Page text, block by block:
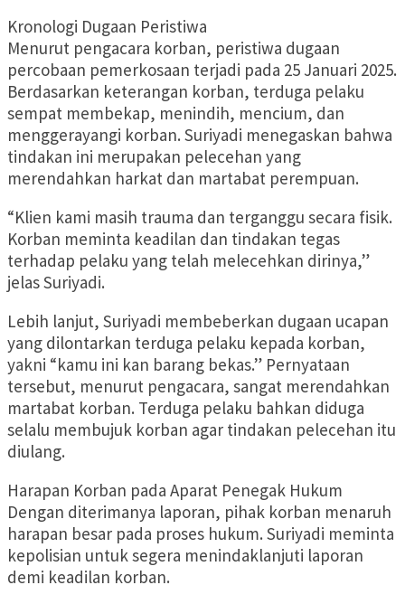
Kronologi Dugaan Peristiwa
Menurut pengacara korban, peristiwa dugaan
percobaan pemerkosaan terjadi pada 25 Januari 2025.
Berdasarkan keterangan korban, terduga pelaku
sempat membekap, menindih, mencium, dan
menggerayangi korban. Suriyadi menegaskan bahwa
tindakan ini merupakan pelecehan yang
merendahkan harkat dan martabat perempuan.
“Klien kami masih trauma dan terganggu secara fisik.
Korban meminta keadilan dan tindakan tegas
terhadap pelaku yang telah melecehkan dirinya,”
jelas Suriyadi.
Lebih lanjut, Suriyadi membeberkan dugaan ucapan
yang dilontarkan terduga pelaku kepada korban,
yakni “kamu ini kan barang bekas.” Pernyataan
tersebut, menurut pengacara, sangat merendahkan
martabat korban. Terduga pelaku bahkan diduga
selalu membujuk korban agar tindakan pelecehan itu
diulang.
Harapan Korban pada Aparat Penegak Hukum
Dengan diterimanya laporan, pihak korban menaruh
harapan besar pada proses hukum. Suriyadi meminta
kepolisian untuk segera menindaklanjuti laporan
demi keadilan korban.